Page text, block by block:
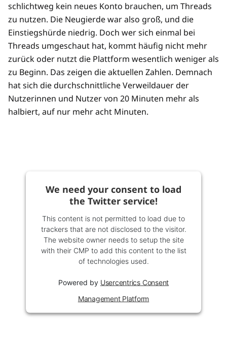
schlichtweg kein neues Konto brauchen, um Threads
zu nutzen. Die Neugierde war also groß, und die
Einstiegshürde niedrig. Doch wer sich einmal bei
Threads umgeschaut hat, kommt häufig nicht mehr
zurück oder nutzt die Plattform wesentlich weniger als
zu Beginn. Das zeigen die aktuellen Zahlen. Demnach
hat sich die durchschnittliche Verweildauer der
Nutzerinnen und Nutzer von 20 Minuten mehr als
halbiert, auf nur mehr acht Minuten.
We need your consent to load
the Twitter service!
This content is not permitted to load due to
trackers that are not disclosed to the visitor.
The website owner needs to setup the site
with their CMP to add this content to the list
of technologies used.
Powered by Usercentrics Consent
Management Platform